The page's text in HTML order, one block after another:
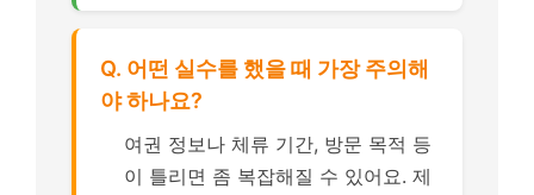
Q. 어떤 실수를 했을 때 가장 주의해
야 하나요?
여권 정보나 체류 기간, 방문 목적 등
이 틀리면 좀 복잡해질 수 있어요. 제